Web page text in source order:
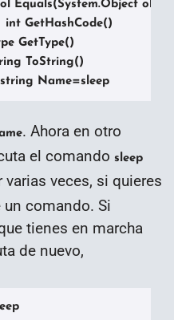
Equals(System.Object obj)
int GetHashCode()
GetType()
ToString()
Name=sleep
. Ahora en otro
el comando sleep
varias veces, si quieres
comando. Si
tienes en marcha
de nuevo,